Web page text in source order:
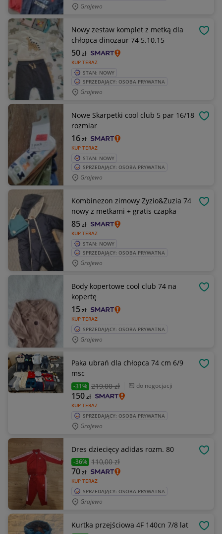
Grajewo
Nowy zestaw komplet z metką dla
chłopca dinozaur 74 5.10.15
KUP TERAZ
50zł
STAN: NOWY
SPRZEDAJĄCY: OSOBA PRYWATNA
Grajewo
Nowe Skarpetki cool club 5 par 16/18
rozmiar
KUP TERAZ
16zł
STAN: NOWY
SPRZEDAJĄCY: OSOBA PRYWATNA
Grajewo
Kombinezon zimowy Zyzio&Zuzia 74
nowy z metkami + gratis czapka
KUP TERAZ
85zł
STAN: NOWY
SPRZEDAJĄCY: OSOBA PRYWATNA
Grajewo
Body kopertowe cool club 74 na
kopertę
KUP TERAZ
15zł
SPRZEDAJĄCY: OSOBA PRYWATNA
Grajewo
Paka ubrań dla chłopca 74 cm 6/9
msc
-31% 219,00 zł do negocjacji
KUP TERAZ
150zł
SPRZEDAJĄCY: OSOBA PRYWATNA
Grajewo
Dres dziecięcy adidas rozm. 80
-36% 110,00 zł
KUP TERAZ
70zł
SPRZEDAJĄCY: OSOBA PRYWATNA
Grajewo
Kurtka przejściowa 4F 140cn 7/8 lat